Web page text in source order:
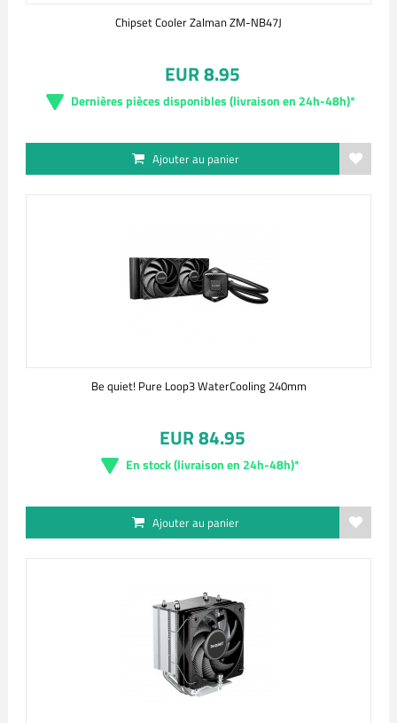
Chipset Cooler Zalman ZM-NB47J
EUR 8.95
Dernières pièces disponibles (livraison en 24h-48h)*
Ajouter au panier
Be quiet! Pure Loop3 WaterCooling 240mm
EUR 84.95
En stock (livraison en 24h-48h)*
Ajouter au panier